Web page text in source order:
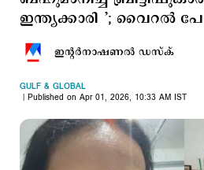
ഇന്ത്യക്കാരി ’; വൈറല്‍
ഇന്‍റര്‍നാഷണല്‍ ഡസ്ക്
GULF & GLOBAL
Published on Apr 01, 2026, 10:33 AM IST